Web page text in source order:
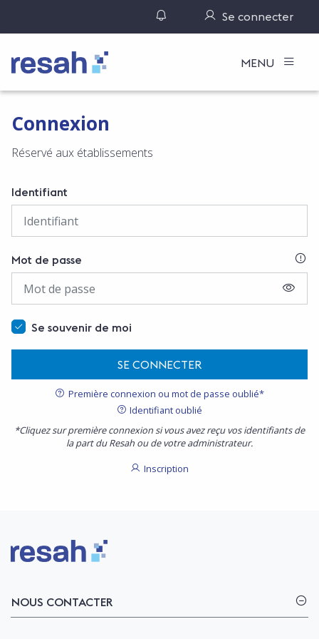
Gérer ses notifications
Se connecter
Logo Resah MENU
Connexion
Réservé aux établissements
Identifiant
Mot de passe
Se souvenir de moi
SE CONNECTER
Première connexion ou mot de passe oublié*
Identifiant oublié
*Cliquez sur première connexion si vous avez reçu vos identifiants de
la part du Resah ou de votre administrateur.
Inscription
Logo Resah
NOUS CONTACTER